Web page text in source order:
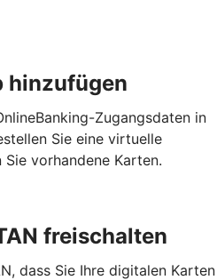
hinzufügen
Zugangsdaten in
Sie eine virtuelle
vorhandene Karten.
freischalten
dass Sie Ihre digitalen Karten